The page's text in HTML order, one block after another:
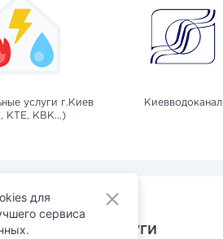
услуги г.Киев
КТЕ, КВК...)
Киевводоканал
услуги
для
сервиса